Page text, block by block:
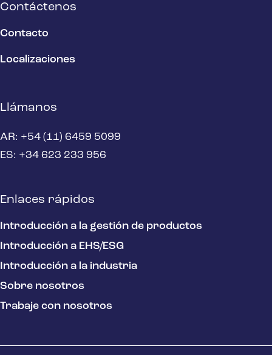
Contáctenos
Contacto
Localizaciones
Llámanos
AR: +54 (11) 6459 5099
ES: +34 623 233 956
Enlaces rápidos
Introducción a la gestión de productos
Introducción a EHS/ESG
Introducción a la industria
Sobre nosotros
Trabaje con nosotros